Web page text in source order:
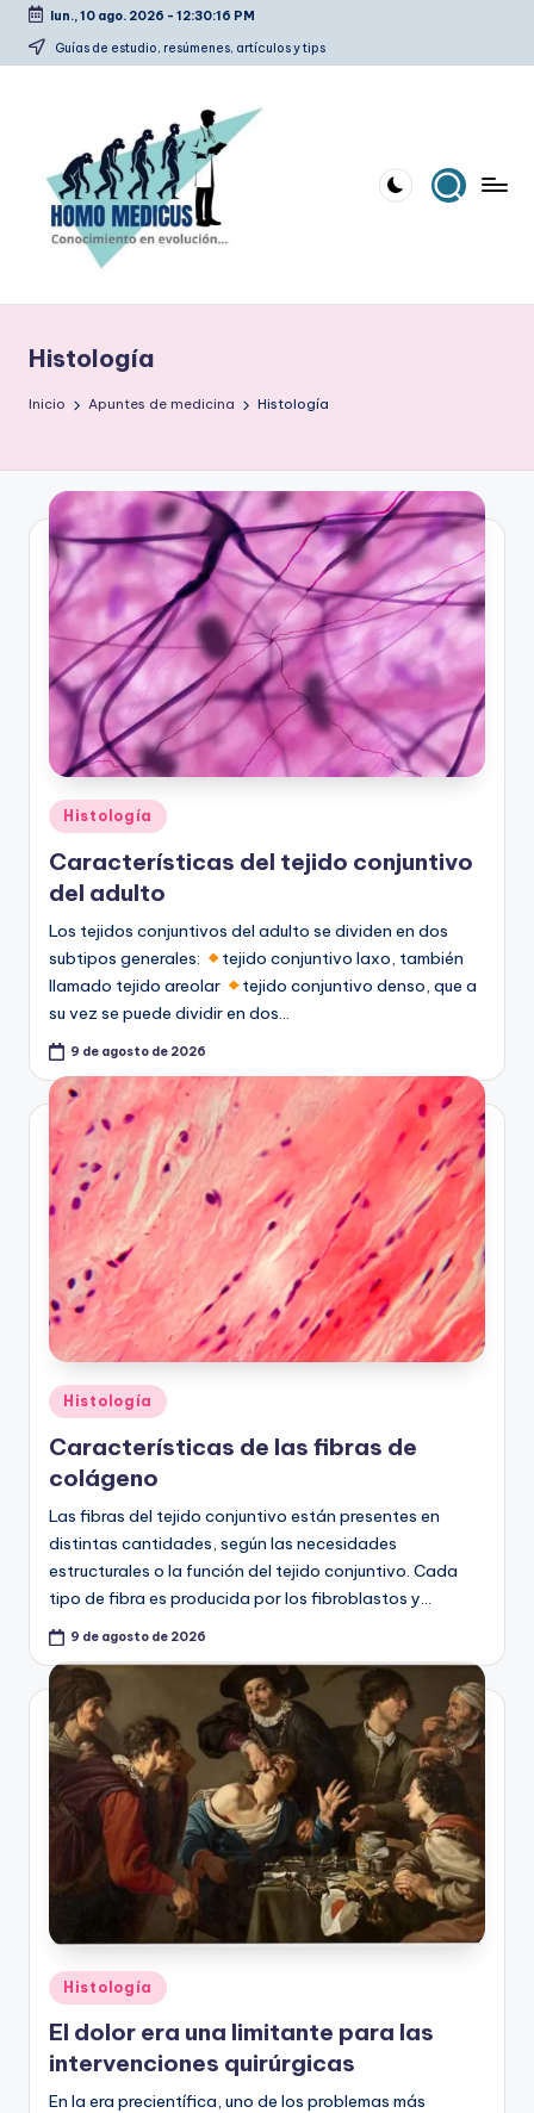
Saltar
lun., 10 ago. 2026 - 12:30:17 PM
Guías de estudio, resúmenes, artículos y tips
m
o
e
d
ic
u
s
estudio,
resúmenes,
artículos
Histología
Inicio Apuntes de medicina Histología
Publicado
en
Histología
Características del tejido conjuntivo
del adulto
Los tejidos conjuntivos del adulto se dividen en dos
subtipos generales:
tejido conjuntivo laxo, también
llamado tejido areolar
tejido conjuntivo denso, que a
su vez se puede dividir en dos…
9 de agosto de 2026
Publicado
en
Histología
Características de las fibras de
colágeno
Las fibras del tejido conjuntivo están presentes en
distintas cantidades, según las necesidades
estructurales o la función del tejido conjuntivo. Cada
tipo de fibra es producida por los fibroblastos y…
9 de agosto de 2026
Publicado
en
Histología
El dolor era una limitante para las
intervenciones quirúrgicas
En la era precientífica, uno de los problemas más